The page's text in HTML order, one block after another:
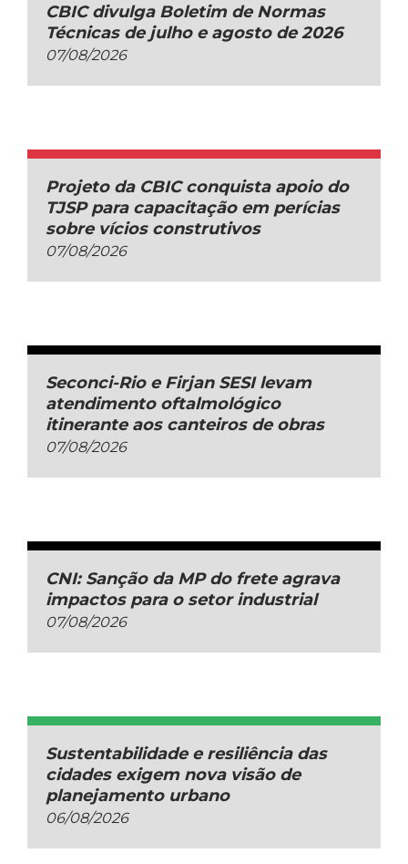
CBIC divulga Boletim de Normas
Técnicas de julho e agosto de 2026
07/08/2026
Projeto da CBIC conquista apoio do
TJSP para capacitação em perícias
sobre vícios construtivos
07/08/2026
Seconci-Rio e Firjan SESI levam
atendimento oftalmológico
itinerante aos canteiros de obras
07/08/2026
CNI: Sanção da MP do frete agrava
impactos para o setor industrial
07/08/2026
Sustentabilidade e resiliência das
cidades exigem nova visão de
planejamento urbano
06/08/2026